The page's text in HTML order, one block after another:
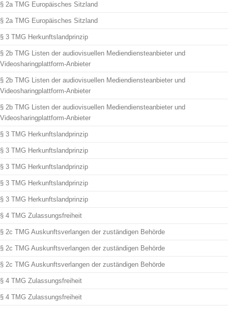
§ 2a TMG Europäisches Sitzland
§ 2a TMG Europäisches Sitzland
§ 3 TMG Herkunftslandprinzip
§ 2b TMG Listen der audiovisuellen Mediendiensteanbieter und
Videosharingplattform-Anbieter
§ 2b TMG Listen der audiovisuellen Mediendiensteanbieter und
Videosharingplattform-Anbieter
§ 2b TMG Listen der audiovisuellen Mediendiensteanbieter und
Videosharingplattform-Anbieter
§ 3 TMG Herkunftslandprinzip
§ 3 TMG Herkunftslandprinzip
§ 3 TMG Herkunftslandprinzip
§ 3 TMG Herkunftslandprinzip
§ 3 TMG Herkunftslandprinzip
§ 4 TMG Zulassungsfreiheit
§ 2c TMG Auskunftsverlangen der zuständigen Behörde
§ 2c TMG Auskunftsverlangen der zuständigen Behörde
§ 2c TMG Auskunftsverlangen der zuständigen Behörde
§ 4 TMG Zulassungsfreiheit
§ 4 TMG Zulassungsfreiheit